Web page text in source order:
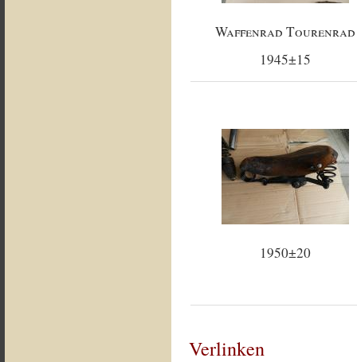
Waffenrad Tourenrad
1945±15
1950±20
Verlinken